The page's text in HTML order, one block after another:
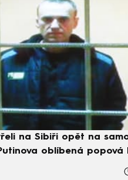
na Sibiři opět na
oblíbená popová